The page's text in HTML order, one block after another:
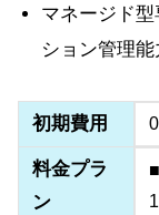
マネージド
ション管理能
初期費用
料金プラ
ン